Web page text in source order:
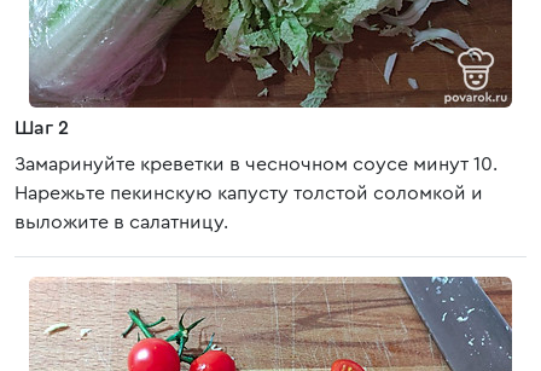
Шаг 2
Замаринуйте креветки в чесночном соусе минут 10.
Нарежьте пекинскую капусту толстой соломкой и
выложите в салатницу.